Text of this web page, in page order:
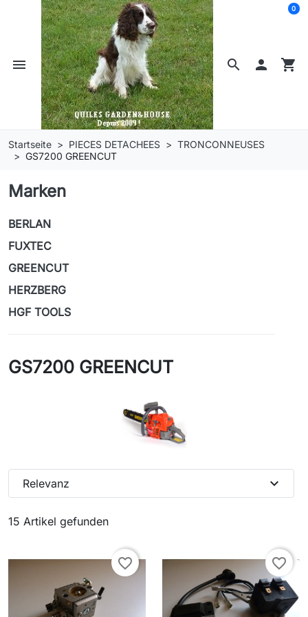
search
menu  shopping_cart
0
Startseite PIECES DETACHEES
TRONCONNEUSES
GS7200 GREENCUT
Marken
BERLAN
FUXTEC
GREENCUT
HERZBERG
HGF TOOLS
GS7200 GREENCUT
15 Artikel gefunden
Relevanz expand_more
favorite_border favorite_border